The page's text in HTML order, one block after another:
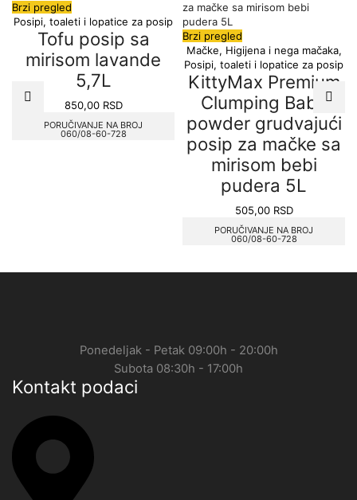
Brzi pregled
Posipi, toaleti i lopatice za posip
Tofu posip sa
mirisom lavande
5,7L
850,00 RSD
PORUČIVANJE NA BROJ
060/08-60-728
Brzi pregled
Mačke, Higijena i nega mačaka,
Posipi, toaleti i lopatice za posip
KittyMax Premium
Clumping Baby
powder grudvajući
posip za mačke sa
mirisom bebi
pudera 5L
505,00 RSD
PORUČIVANJE NA BROJ
060/08-60-728
Ponedeljak - Petak 09:00h - 20:00h
Subota 08:30h - 17:00h
Kontakt podaci